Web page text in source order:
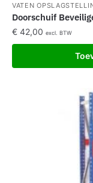
VATEN
Doorschuif
€ 42,00 excl. BTW